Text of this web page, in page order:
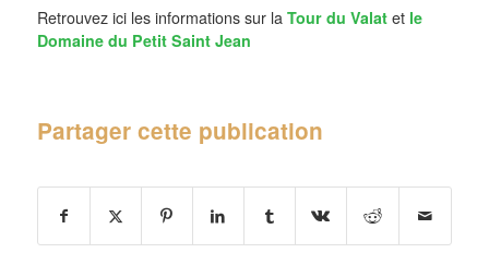
Retrouvez ici les informations sur la Tour du Valatet le
Domaine du Petit Saint Jean
Partager cette publication